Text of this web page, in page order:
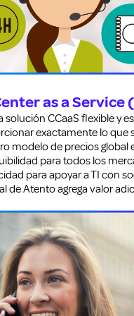
as a Service
CCaaS flexible y
exactamente lo que
modelo de precios global
para todos los
para apoyar a TI con
de Atento agrega valor